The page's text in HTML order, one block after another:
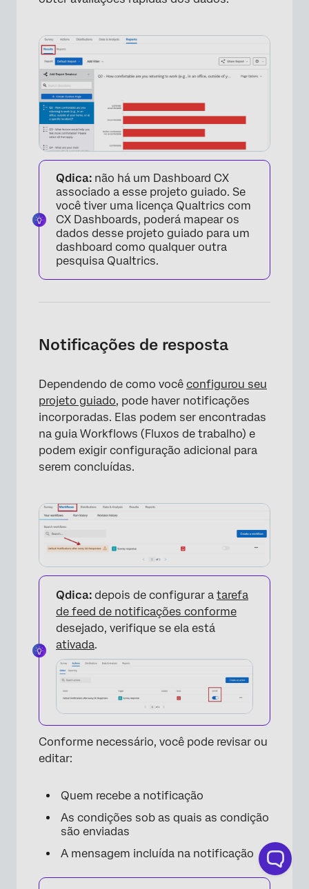
×
×
Qdica: não há um Dashboard CX
associado a esse projeto guiado. Se
você tiver uma licença Qualtrics com
CX Dashboards, poderá mapear os
dados desse projeto guiado para um
dashboard como qualquer outra
pesquisa Qualtrics.
Notificações de resposta
Dependendo de como você configurou seu
projeto guiado, pode haver notificações
incorporadas. Elas podem ser encontradas
na guia Workflows (Fluxos de trabalho) e
podem exigir configuração adicional para
serem concluídas.
Qdica: depois de configurar a tarefa
de feed de notificações conforme
desejado, verifique se ela está
ativada.
Conforme necessário, você pode revisar ou
editar:
Quem recebe a notificação
As condições sob as quais as condição
são enviadas
A mensagem incluída na notificação